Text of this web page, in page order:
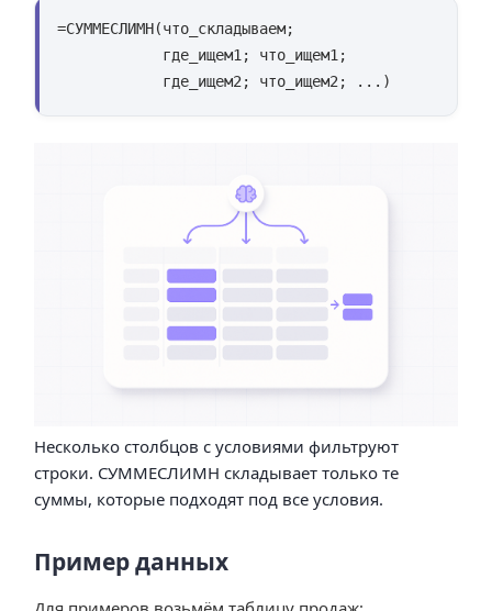
=СУММЕСЛИМН(что_складываем;
            где_ищем2; что_ищем2; ...)
Несколько столбцов с условиями фильтруют
строки. СУММЕСЛИМН складывает только те
суммы, которые подходят под все условия.
Пример данных